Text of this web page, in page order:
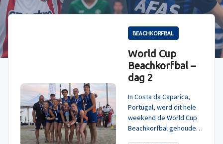
BEACHKORFBAL
World Cup
Beachkorfbal –
dag 2
In Costa da Caparica,
Portugal, werd dit hele
weekend de World Cup
Beachkorfbal gehouden.